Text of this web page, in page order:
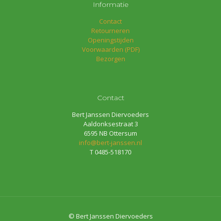
Informatie
Contact
Retourneren
Openingstijden
Voorwaarden (PDF)
Bezorgen
Contact
Bert Janssen Diervoeders
Aaldonksestraat 3
6595 NB Ottersum
info@bert-janssen.nl
T 0485-518170
© Bert Janssen Diervoeders